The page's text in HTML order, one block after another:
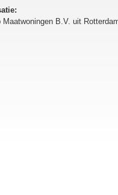
Maatwoningen B.V. uit